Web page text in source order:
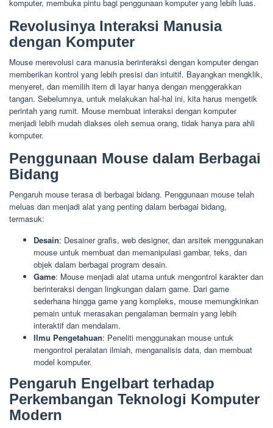
komputer, membuka pintu bagi penggunaan komputer yang lebih luas.
Revolusinya Interaksi Manusia
dengan Komputer
Mouse merevolusi cara manusia berinteraksi dengan komputer dengan
memberikan kontrol yang lebih presisi dan intuitif. Bayangkan mengklik,
menyeret, dan memilih item di layar hanya dengan menggerakkan
tangan. Sebelumnya, untuk melakukan hal-hal ini, kita harus mengetik
perintah yang rumit. Mouse membuat interaksi dengan komputer
menjadi lebih mudah diakses oleh semua orang, tidak hanya para ahli
komputer.
Penggunaan Mouse dalam Berbagai
Bidang
Pengaruh mouse terasa di berbagai bidang. Penggunaan mouse telah
meluas dan menjadi alat yang penting dalam berbagai bidang,
termasuk:
Desain: Desainer grafis, web designer, dan arsitek menggunakan
mouse untuk membuat dan memanipulasi gambar, teks, dan
objek dalam berbagai program desain.
Game: Mouse menjadi alat utama untuk mengontrol karakter dan
berinteraksi dengan lingkungan dalam game. Dari game
sederhana hingga game yang kompleks, mouse memungkinkan
pemain untuk merasakan pengalaman bermain yang lebih
interaktif dan mendalam.
Ilmu Pengetahuan: Peneliti menggunakan mouse untuk
mengontrol peralatan ilmiah, menganalisis data, dan membuat
model komputer.
Pengaruh Engelbart terhadap
Perkembangan Teknologi Komputer
Modern